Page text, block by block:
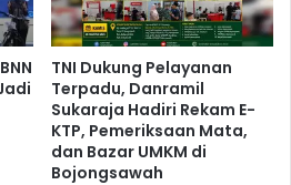
TNI Dukung Pelayanan
Terpadu, Danramil
Sukaraja Hadiri Rekam E-
KTP, Pemeriksaan Mata,
dan Bazar UMKM di
Bojongsawah